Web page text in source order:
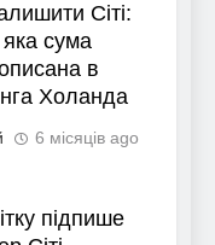
Сіті:
сума
в
Холанда
6 місяців ago
підпише